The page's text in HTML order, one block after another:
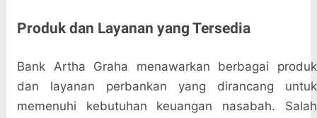
Produk dan Layanan yang Tersedia
Bank Artha Graha menawarkan berbagai produk
dan layanan perbankan yang dirancang untuk
memenuhi kebutuhan keuangan nasabah. Salah